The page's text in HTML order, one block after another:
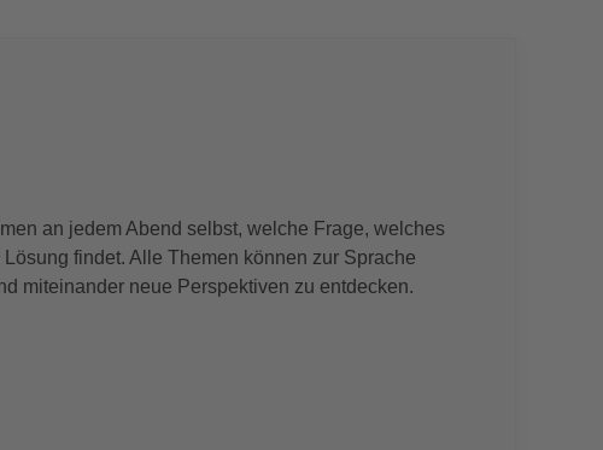
an jedem Abend selbst, welche Frage, welches
findet. Alle Themen können zur Sprache
miteinander neue Perspektiven zu entdecken.